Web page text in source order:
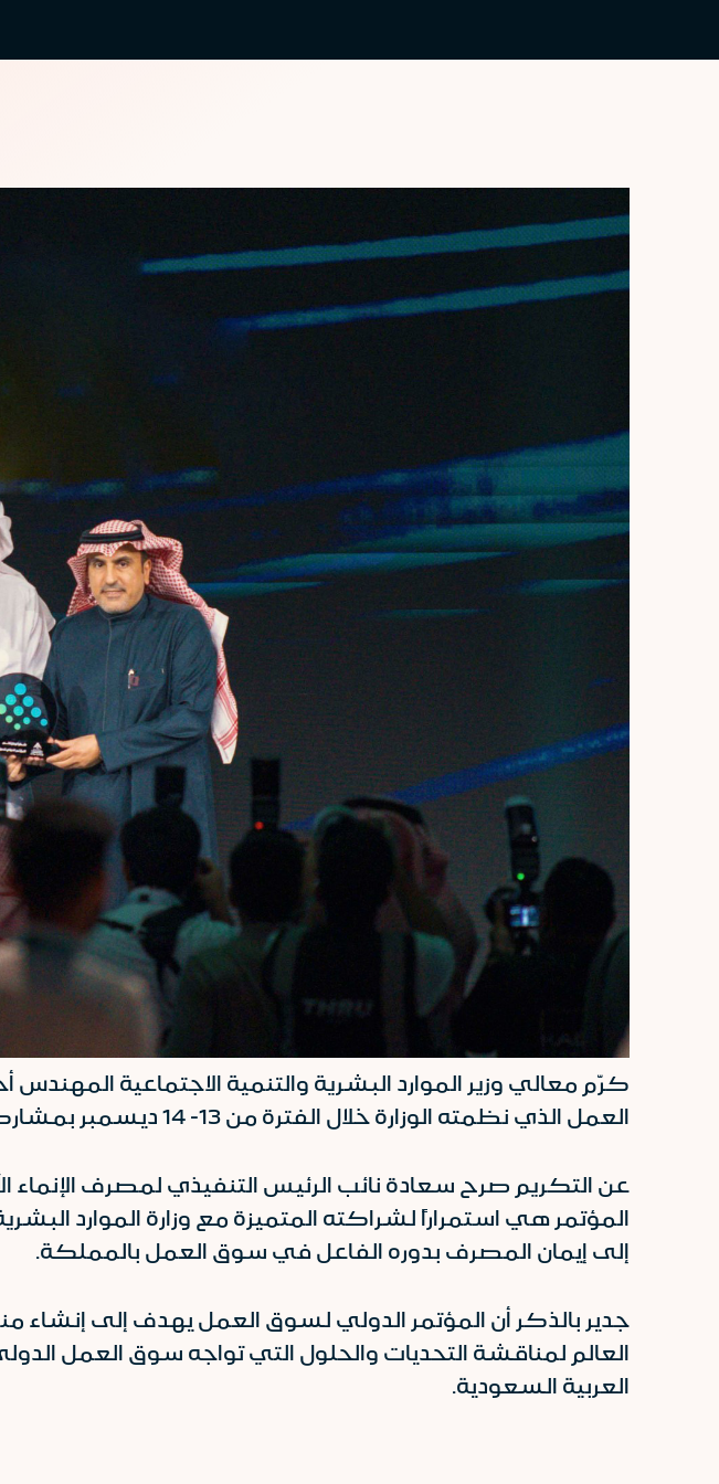
كرّم معالي وزير الموارد البشرية والتنمية الاجتماعية
العمل الذي نظمته الوزارة خلال الفترة من 13- 14 ديسمبر بمشاركة نخبة من الخبراء الدوليين والمتخصصين حول العالم.
عن التكريم صرح سعادة نائب الرئيس التنفيذي لمصرف الإنماء
المؤتمر هي استمراراً لشراكته المتميزة مع وزارة الموارد
إلى إيمان المصرف بدوره الفاعل في سوق العمل بالمملكة.
جدير بالذكر أن المؤتمر الدولي لسوق العمل يهدف إلى
العالم لمناقشة التحديات والحلول التي تواجه سوق العمل
العربية السعودية.